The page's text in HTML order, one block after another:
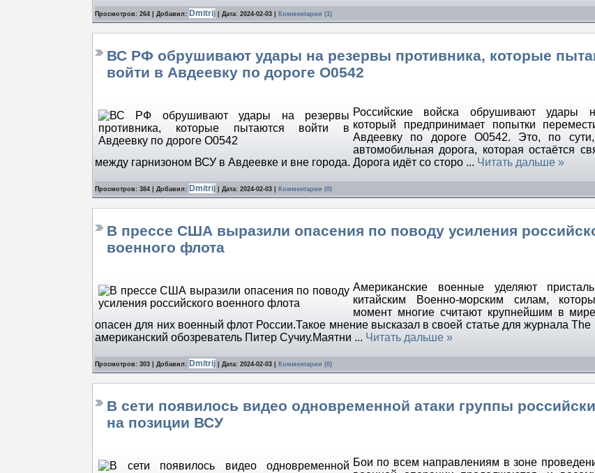
Просмотров: 264 | Добавил: Dmitrij | Дата: 2024-02-03 Комментарии (1)
ВС РФ обрушивают удары на резервы противника, которые
войти в Авдеевку по дороге О0542
Российские войска обрушивают удары
который предпринимает попытки
Авдеевку по дороге О0542. Это, по сути,
автомобильная дорога, которая остаётся
между гарнизоном ВСУ в Авдеевке и вне города. Дорога идёт со сторо ... Читать дальше »
Просмотров: 384 | Добавил: Dmitrij | Дата: 2024-02-03 Комментарии (0)
В прессе США выразили опасения по поводу усиления
военного флота
Американские военные уделяют
китайским Военно-морским силам,
момент многие считают крупнейшим в
опасен для них военный флот России.Такое мнение высказал в своей статье для журнала The
американский обозреватель Питер Сучиу.Маятни ... Читать дальше »
Просмотров: 303 | Добавил: Dmitrij | Дата: 2024-02-03 Комментарии (0)
В сети появилось видео одновременной атаки группы
на позиции ВСУ
Бои по всем направлениям в зоне